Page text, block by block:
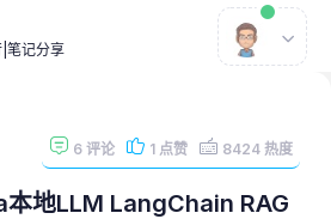
笔记分享
6 评论 1 点赞 8424 热度
地LLM LangChain RAG